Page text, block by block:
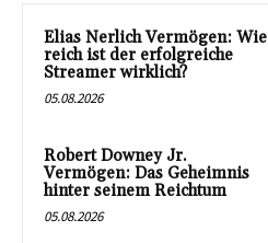
Elias Nerlich Vermögen: Wie
reich ist der erfolgreiche
Streamer wirklich?
05.08.2026
Robert Downey Jr.
Vermögen: Das Geheimnis
hinter seinem Reichtum
05.08.2026